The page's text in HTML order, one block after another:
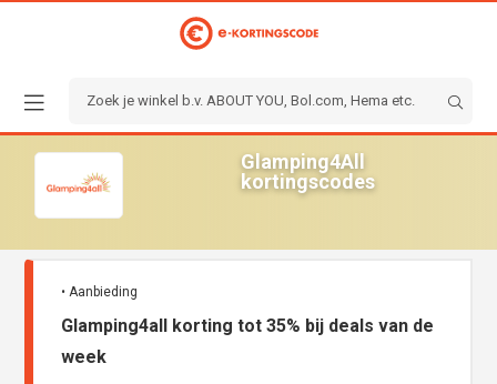
Glamping4All
kortingscodes
• Aanbieding
Glamping4all korting tot 35% bij deals van de
week